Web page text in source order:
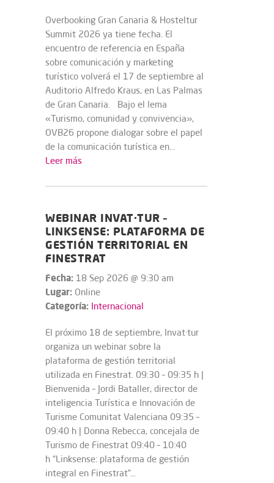
Overbooking Gran Canaria & Hosteltur
Summit 2026 ya tiene fecha. El
encuentro de referencia en España
sobre comunicación y marketing
turístico volverá el 17 de septiembre al
Auditorio Alfredo Kraus, en Las Palmas
de Gran Canaria. Bajo el lema
«Turismo, comunidad y convivencia»,
OVB26 propone dialogar sobre el papel
de la comunicación turística en...
Leer más
WEBINAR INVAT·TUR –
LINKSENSE: PLATAFORMA DE
GESTIÓN TERRITORIAL EN
FINESTRAT
Fecha: 18 Sep 2026 @ 9:30 am
Lugar: Online
Categoría: Internacional
El próximo 18 de septiembre, Invat·tur
organiza un webinar sobre la
plataforma de gestión territorial
utilizada en Finestrat. 09:30 – 09:35 h |
Bienvenida – Jordi Bataller, director de
inteligencia Turística e Innovación de
Turisme Comunitat Valenciana 09:35 –
09:40 h | Donna Rebecca, concejala de
Turismo de Finestrat 09:40 – 10:40
h “Linksense: plataforma de gestión
integral en Finestrat”...